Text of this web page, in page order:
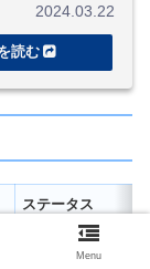
2024.03.22
ステータス
HP+206、回避+8
Menu